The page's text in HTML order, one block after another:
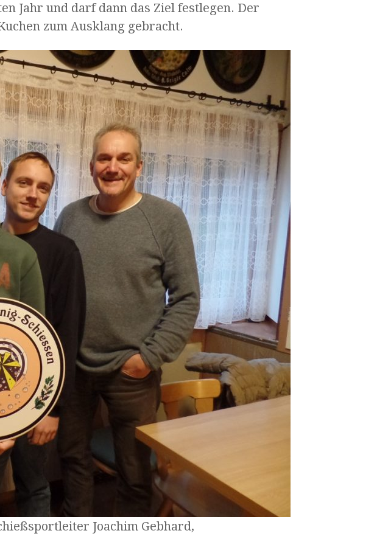
Jahr und darf dann das Ziel festlegen. Der
zum Ausklang gebracht.
Joachim Gebhard,